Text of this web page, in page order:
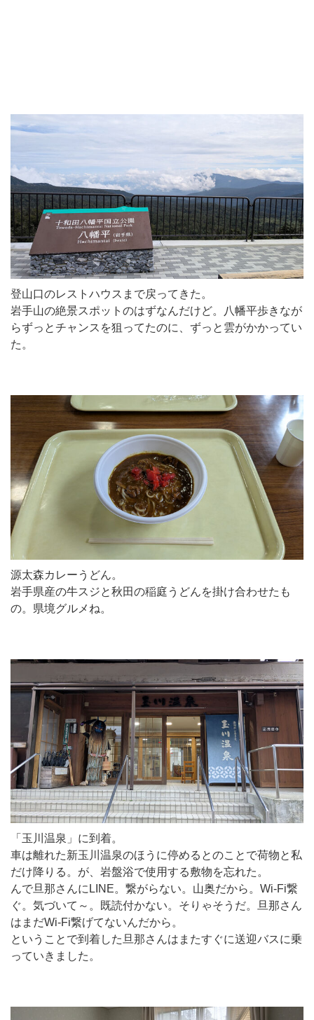
登山口のレストハウスまで戻ってきた。
岩手山の絶景スポットのはずなんだけど。八幡平歩きなが
らずっとチャンスを狙ってたのに、ずっと雲がかかってい
た。
源太森カレーうどん。
岩手県産の牛スジと秋田の稲庭うどんを掛け合わせたも
の。県境グルメね。
「玉川温泉」に到着。
車は離れた新玉川温泉のほうに停めるとのことで荷物と私
だけ降りる。が、岩盤浴で使用する敷物を忘れた。
んで旦那さんにLINE。繋がらない。山奥だから。Wi-Fi繋
ぐ。気づいて～。既読付かない。そりゃそうだ。旦那さん
はまだWi-Fi繋げてないんだから。
ということで到着した旦那さんはまたすぐに送迎バスに乗
っていきました。